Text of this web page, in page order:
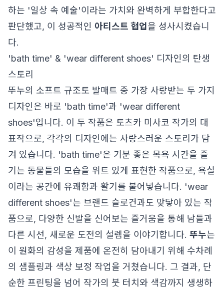
하는 '일상 속 예술'이라는 가치와 완벽하게 부합한다고
판단했고, 이 성공적인 아티스트 협업 을 성사시켰습니
다.
'bath time' & 'wear different shoes' 디자인의 탄생
스토리
뚜누의 소프트 규조토 발매트 중 가장 사랑받는 두 가지
디자인은 바로 'bath time'과 'wear different
shoes'입니다. 이 두 작품은 토츠카 미사코 작가의 대
표작으로, 각각의 디자인에는 사랑스러운 스토리가 담
겨 있습니다. 'bath time'은 기분 좋은 목욕 시간을 즐
기는 동물들의 모습을 위트 있게 표현한 작품으로, 욕실
이라는 공간에 유쾌함과 활기를 불어넣습니다. 'wear
different shoes'는 브랜드 슬로건과도 맞닿아 있는 작
품으로, 다양한 신발을 신어보는 즐거움을 통해 남들과
다른 시선, 새로운 도전의 설렘을 이야기합니다. 뚜누는
이 원화의 감성을 제품에 온전히 담아내기 위해 수차례
의 샘플링과 색상 보정 작업을 거쳤습니다. 그 결과, 단
순한 프린팅을 넘어 작가의 붓 터치와 색감까지 생생하